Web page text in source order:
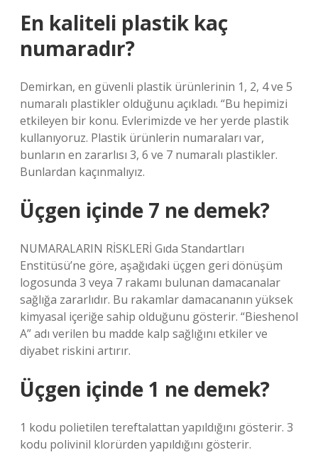
En kaliteli plastik kaç
numaradır?
Demirkan, en güvenli plastik ürünlerinin 1, 2, 4 ve 5
numaralı plastikler olduğunu açıkladı. “Bu hepimizi
etkileyen bir konu. Evlerimizde ve her yerde plastik
kullanıyoruz. Plastik ürünlerin numaraları var,
bunların en zararlısı 3, 6 ve 7 numaralı plastikler.
Bunlardan kaçınmalıyız.
Üçgen içinde 7 ne demek?
NUMARALARIN RİSKLERİ Gıda Standartları
Enstitüsü’ne göre, aşağıdaki üçgen geri dönüşüm
logosunda 3 veya 7 rakamı bulunan damacanalar
sağlığa zararlıdır. Bu rakamlar damacananın yüksek
kimyasal içeriğe sahip olduğunu gösterir. “Bieshenol
A” adı verilen bu madde kalp sağlığını etkiler ve
diyabet riskini artırır.
Üçgen içinde 1 ne demek?
1 kodu polietilen tereftalattan yapıldığını gösterir. 3
kodu polivinil klorürden yapıldığını gösterir.